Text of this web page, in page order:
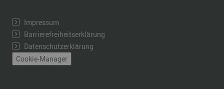
Impressum
Barrierefreiheitserklärung
Datenschutzerklärung
Cookie-Manager